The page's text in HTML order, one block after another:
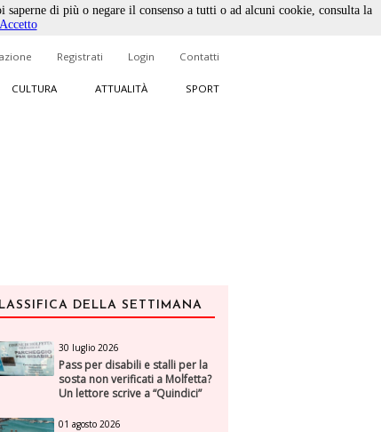
Registrati Login Contatti
CULTURA ATTUALITÀ SPORT
DELLA SETTIMANA
30 luglio 2026
Pass per disabili e stalli per la
sosta non verificati a Molfetta?
Un lettore scrive a “Quindici”
01 agosto 2026
di più o negare il consenso a tutti o ad alcuni cookie, consulta la
Accetto